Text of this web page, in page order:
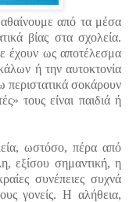
από τα μέσα
βίας στα σχολεία.
έχουν ως αποτέλεσμα
ή την αυτοκτονία
σοκάρουν
τους είναι παιδιά ή
ωστόσο, πέρα από
εξίσου σημαντική, η
συνέπειες συχνά
γονείς. Η αλήθεια,